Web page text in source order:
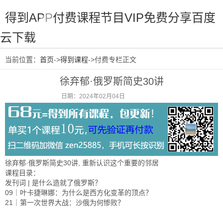
得到APP付费课程节目VIP免费分享百度
云下载
当前位置： 首页->得到课程->付费专栏正文
徐弃郁·俄罗斯简史30讲
日期：2024年02月04日
徐弃郁·俄罗斯简史30讲, 重新认识这个重要的邻居
课程目录：
发刊词 | 是什么造就了俄罗斯？
09｜叶卡捷琳娜：为什么是西方化变革的顶点？
21｜第一次世界大战：沙俄为何惨败？